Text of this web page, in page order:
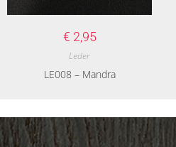
€ 2,95
Leder
LE008 – Mandra